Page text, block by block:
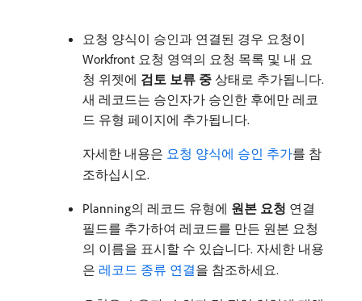
요청 양식이 승인과 연결된 경우 요청이
Workfront 요청 영역의 요청 목록 및 내 요
청 위젯에 검토 보류 중 상태로 추가됩니다.
새 레코드는 승인자가 승인한 후에만 레코
드 유형 페이지에 추가됩니다.
자세한 내용은 요청 양식에 승인 추가를 참
조하십시오.
Planning의 레코드 유형에 원본 요청 연결
필드를 추가하여 레코드를 만든 원본 요청
의 이름을 표시할 수 있습니다. 자세한 내용
은 레코드 종류 연결을 참조하세요.